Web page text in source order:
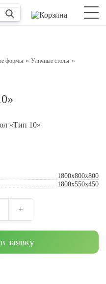
формы
Уличные столы
1800х800х800
1800х550х450
+
заявку
консультацию
с